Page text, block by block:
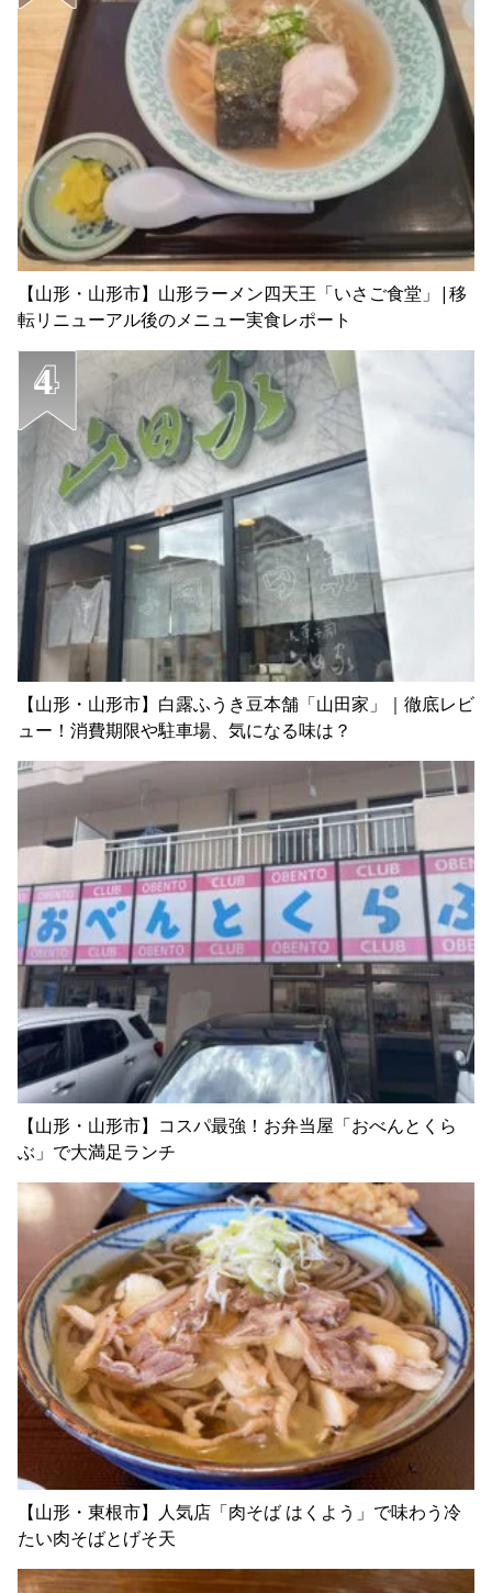
【山形・山形市】山形ラーメン四天王「いさご食堂」|移
転リニューアル後のメニュー実食レポート
【山形・山形市】白露ふうき豆本舗「山田家」｜徹底レビ
ュー！消費期限や駐車場、気になる味は？
【山形・山形市】コスパ最強！お弁当屋「おべんとくら
ぶ」で大満足ランチ
【山形・東根市】人気店「肉そば はくよう」で味わう冷
たい肉そばとげそ天